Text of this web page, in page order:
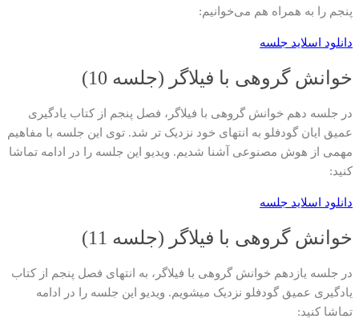
پنجم را به همراه هم می‌خوانیم:
دانلود اسلاید جلسه
خوانش گروهی با فیلاگر (جلسه 10)
در جلسه دهم خوانش گروهی با فیلاگر، فصل پنجم از کتاب یادگیری
عمیق ایان گودفلو به انتهای خود نزدیک تر شد. توی این جلسه با مفاهیم
مهمی از هوش مصنوعی آشنا شدیم. ویدیو این جلسه را در ادامه تماشا
کنید:
دانلود اسلاید جلسه
خوانش گروهی با فیلاگر (جلسه 11)
در جلسه یازدهم خوانش گروهی با فیلاگر، به انتهای فصل پنجم از کتاب
یادگیری عمیق گودفلو نزدیک میشویم. ویدیو این جلسه را در ادامه
تماشا کنید: